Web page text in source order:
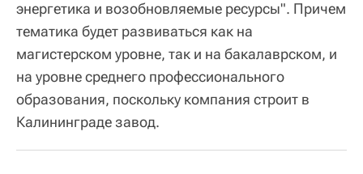
энергетика и возобновляемые ресурсы". Причем
тематика будет развиваться как на
магистерском уровне, так и на бакалаврском, и
на уровне среднего профессионального
образования, поскольку компания строит в
Калининграде завод.